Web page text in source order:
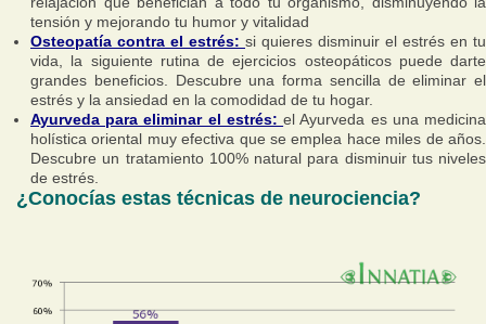
tensión y mejorando tu humor y vitalidad
Osteopatía contra el estrés: si quieres disminuir el estrés en tu
vida, la siguiente rutina de ejercicios osteopáticos puede darte
grandes beneficios. Descubre una forma sencilla de eliminar el
estrés y la ansiedad en la comodidad de tu hogar.
Ayurveda para eliminar el estrés:el Ayurveda es una medicina
holística oriental muy efectiva que se emplea hace miles de años.
Descubre un tratamiento 100% natural para disminuir tus niveles
de estrés.
¿Conocías estas técnicas de neurociencia?